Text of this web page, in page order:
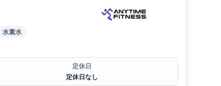
水素水
定休日
定休日なし